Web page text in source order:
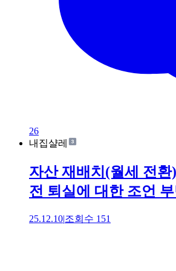
26
내집샬레
자산 재배치(월세 전환
전 퇴실에 대한 조언
25.12.10|조회수 151